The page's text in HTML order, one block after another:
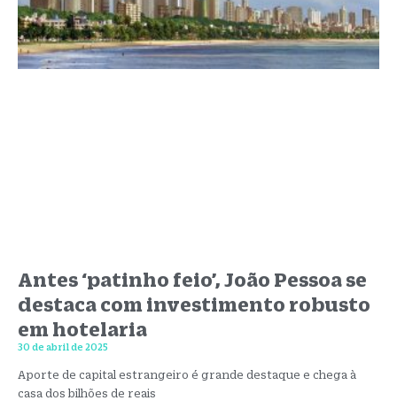
Antes ‘patinho feio’, João Pessoa se
destaca com investimento robusto
em hotelaria
30 de abril de 2025
Aporte de capital estrangeiro é grande destaque e chega à
casa dos bilhões de reais